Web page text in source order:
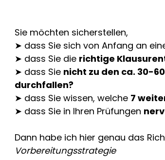
Sie möchten sicherstellen,
➤ dass Sie sich von Anfang an
➤ dass Sie die richtige
➤ dass Sie nicht zu den ca. 30-
durchfallen?
➤ dass Sie wissen, welche 7
➤ dass Sie in Ihren Prüfungen
Dann habe ich hier genau das
Vorbereitungsstrategie